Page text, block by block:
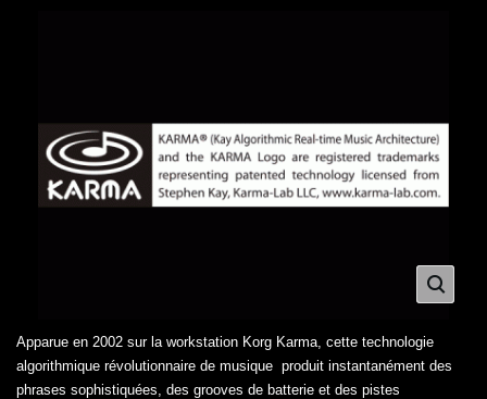
Apparue en 2002 sur la workstation Korg Karma, cette technologie
algorithmique révolutionnaire de musique produit instantanément des
phrases sophistiquées, des grooves de batterie et des pistes